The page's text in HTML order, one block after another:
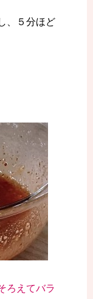
、５分ほど
ろえてバラ